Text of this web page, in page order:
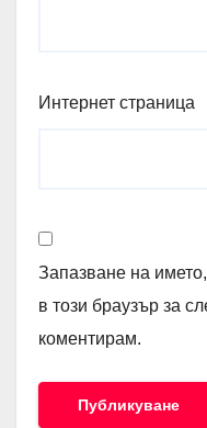
Интернет страница
Запазване на
в този браузър за
коментирам.